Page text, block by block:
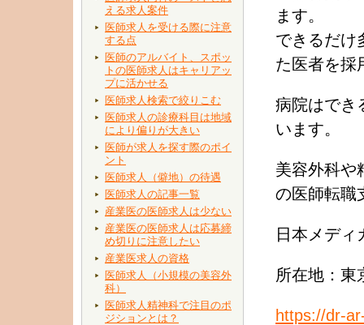
える求人案件
医師求人を受ける際に注意
する点
医師のアルバイト、スポッ
トの医師求人はキャリアッ
プに活かせる
医師求人検索で絞りこむ
医師求人の診療科目は地域
により偏りが大きい
医師が求人を探す際のポイ
ント
医師求人（僻地）の待遇
医師求人の記事一覧
産業医の医師求人は少ない
産業医の医師求人は応募締
め切りに注意したい
産業医求人の資格
医師求人（小規模の美容外
科）
医師求人精神科で注目のポ
ジションとは？
ます。
できるだけ
た医者を採
病院はでき
います。
美容外科や
の医師転職
日本メディ
所在地：東
https://dr-